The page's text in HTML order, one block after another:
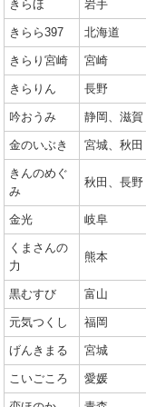
きらほ 岩手
きらら397 北海道
きらり宮崎 宮崎
きらりん 長野
吟おうみ 静岡、滋賀
金のいぶき 宮城、秋田
きんのめぐ
み
秋田、長野
金光 岐阜
くまさんの
力
熊本
黒むすび 富山
元気つくし 福岡
げんきまる 宮城
こいごころ 愛媛